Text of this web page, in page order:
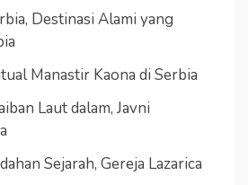
Destinasi Alami yang
Manastir Kaona di Serbia
Laut dalam, Javni
Sejarah, Gereja Lazarica